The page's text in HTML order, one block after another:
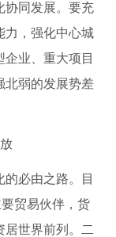
协同发展。要充
力，强化中心城
业、重大项目
北弱的发展势差
必由之路。目
贸易伙伴，货
居世界前列。二